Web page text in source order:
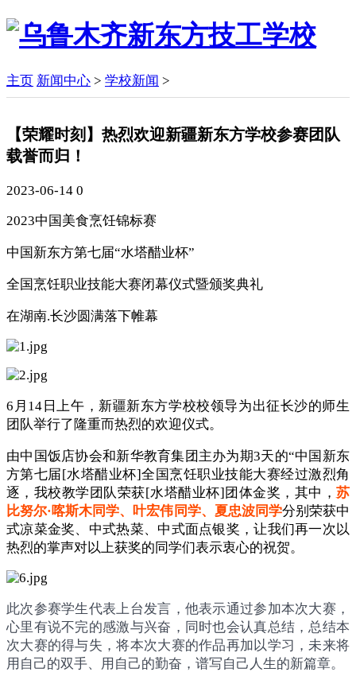
主页 新闻中心 > 学校新闻 >
【荣耀时刻】热烈欢迎新疆新东方学校参赛团队
载誉而归！
2023-06-14 0
2023中国美食烹饪锦标赛
中国新东方第七届“水塔醋业杯”
全国烹饪职业技能大赛闭幕仪式暨颁奖典礼
在湖南.长沙圆满落下帷幕
6月14日上午，新疆新东方学校校领导为出征长沙的师生
团队举行了隆重而热烈的欢迎仪式。
由中国饭店协会和新华教育集团主办为期3天的“中国新东
方第七届[水塔醋业杯]全国烹饪职业技能大赛经过激烈角
逐，我校教学团队荣获[水塔醋业杯]团体金奖，其中， 苏
比努尔·喀斯木同学、叶宏伟同学、夏忠波同学分别荣获中
式凉菜金奖、中式热菜、中式面点银奖，让我们再一次以
热烈的掌声对以上获奖的同学们表示衷心的祝贺。
此次参赛学生代表上台发言，他表示通过参加本次大赛，
心里有说不完的感激与兴奋，同时也会认真总结，总结本
次大赛的得与失，将本次大赛的作品再加以学习，未来将
用自己的双手、用自己的勤奋，谱写自己人生的新篇章。